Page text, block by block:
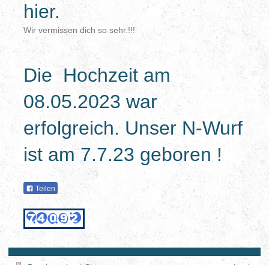
hier.
Wir vermissen dich so sehr.!!!
Die Hochzeit am
08.05.2023 war
erfolgreich. Unser N-Wurf
ist am 7.7.23 geboren !
Teilen